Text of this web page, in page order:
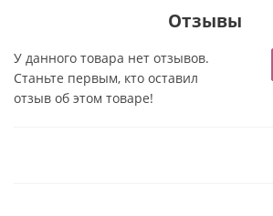
Отзывы
У данного товара нет отзывов.
Станьте первым, кто оставил
отзыв об этом товаре!